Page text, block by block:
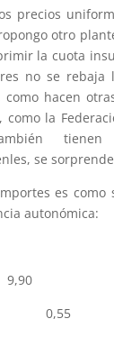
precios
otro
la cuota
no se rebaja
como hacen
como la
tienen
se
es como
autonómica: